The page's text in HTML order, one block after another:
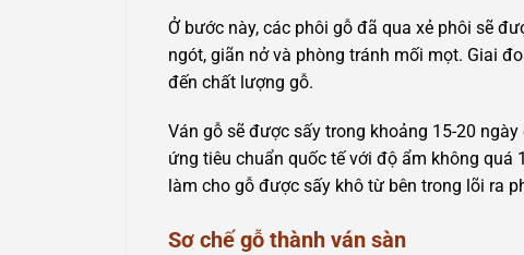
Ở bước này, các phôi gỗ đã qua xẻ phôi sẽ
ngót, giãn nở và phòng tránh mối mọt. Giai
đến chất lượng gỗ.
Ván gỗ sẽ được sấy trong khoảng 15-20
ứng tiêu chuẩn quốc tế với độ ẩm không
làm cho gỗ được sấy khô từ bên trong lõi ra
Sơ chế gỗ thành ván sàn